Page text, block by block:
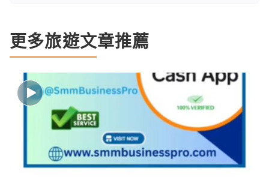
更多旅遊文章推薦